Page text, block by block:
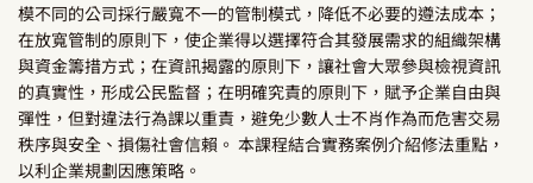
模不同的公司採行嚴寬不一的管制模式，降低不必要的遵法成本；
在放寬管制的原則下，使企業得以選擇符合其發展需求的組織架構
與資金籌措方式；在資訊揭露的原則下，讓社會大眾參與檢視資訊
的真實性，形成公民監督；在明確究責的原則下，賦予企業自由與
彈性，但對違法行為課以重責，避免少數人士不肖作為而危害交易
秩序與安全、損傷社會信賴。 本課程結合實務案例介紹修法重點，
以利企業規劃因應策略。